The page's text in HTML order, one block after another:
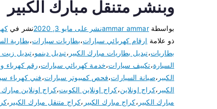
وبنشر متنقل مبارك الكبير
بواسطةammar ammarنشر على مايو 3, 2020 نشر في
ذو علامة ارقام كهربائي سيارات،بطاريات سيارات،بطارية
بطاريات،تبديل بطاريات مبارك الكبير ،تبديل دينمو،تبديل زيت
السيارة،تكييف سيارات،خدمة كهربائي سيارات،رقم كهرباء
الكبير ،صيانة السيارات،فحص كمبيوتر سيارات،فني كهرباء
الكبير ،كراج اونلاين،كراج اونلاين الكويت،كراج اونلاين مبارك
مبارك الكبير ،كراج مبارك الكبير ،كراج متنقل مبارك الكبير ،